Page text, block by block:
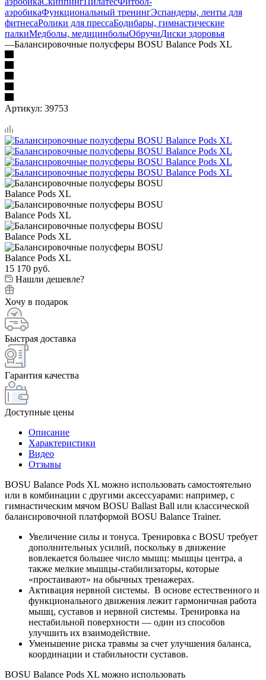
аэробикаФункциональный тренингЭспандеры, ленты для
фитнесаРолики для прессаБодибары, гимнастические
палкиМедболы, медицинболыОбручиДиски здоровья
—Балансировочные полусферы BOSU Balance Pods XL
Артикул: 39753
15 170 руб.
Нашли дешевле?
Хочу в подарок
Быстрая доставка
Гарантия качества
Доступные цены
Описание
Характеристики
Видео
Отзывы
BOSU Balance Pods XL можно использовать самостоятельно
или в комбинации с другими аксессуарами: например, с
гимнастическим мячом BOSU Ballast Ball или классической
балансировочной платформой BOSU Balance Trainer.
Увеличение силы и тонуса. Тренировка с BOSU требует
дополнительных усилий, поскольку в движение
вовлекается большее число мышц: мышцы центра, а
также мелкие мышцы-стабилизаторы, которые
«простаивают» на обычных тренажерах.
Активация нервной системы. В основе естественного и
функционального движения лежит гармоничная работа
мышц, суставов и нервной системы. Тренировка на
нестабильной поверхности — один из способов
улучшить их взаимодействие.
Уменьшение риска травмы за счет улучшения баланса,
координации и стабильности суставов.
ВОSU Balance Pods XL можно использовать